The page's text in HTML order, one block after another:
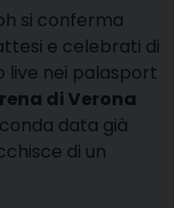
si conferma
e celebrati di
live nei palasport
di Verona
data già
di un